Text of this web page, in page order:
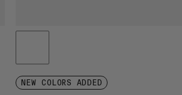
NEW COLORS ADDED